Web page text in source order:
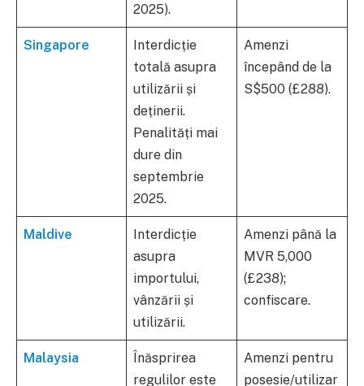
2025).
Singapore
Interdicție
totală asupra
utilizării și
deținerii.
Penalități mai
dure din
septembrie
2025.
Amenzi
începând de la
S$500 (£288).
Maldive
Interdicție
asupra
importului,
vânzării și
utilizării.
Amenzi până la
MVR 5,000
(£238);
confiscare.
Malaysia
Înăsprirea
regulilor este
Amenzi pentru
posesie/utilizar